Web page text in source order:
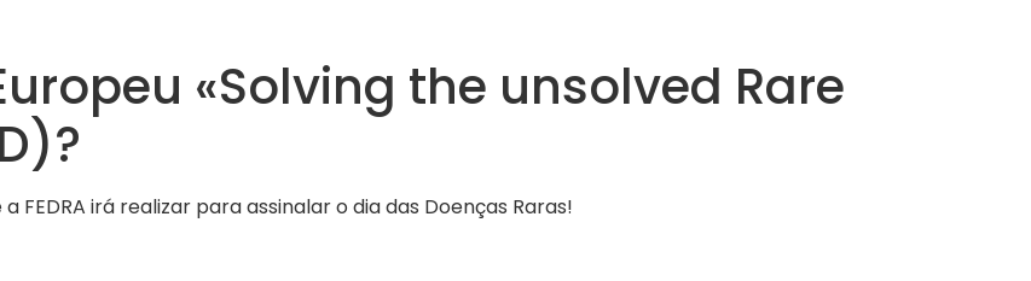
«Solving the unsolved Rare
irá realizar para assinalar o dia das Doenças Raras!